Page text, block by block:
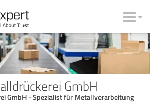
GmbH
GmbH - Spezialist für Metallverarbeitung